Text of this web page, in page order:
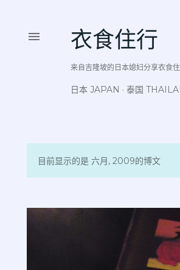
衣食住行
来自吉隆坡的日本媳妇分享衣
日本 JAPAN 泰国
博
目前显示的是 六月, 2009的博文